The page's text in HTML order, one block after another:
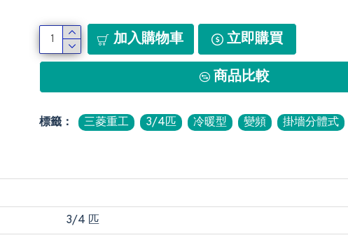
加入購物車 立即購買
商品比較
標籤： 三菱重工 3/4匹 冷暖型 變頻 掛墻分體式
3/4 匹